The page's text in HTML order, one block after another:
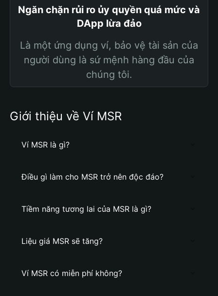
Ngăn chặn rủi ro ủy quyền quá mức và
DApp lừa đảo
Là một ứng dụng ví, bảo vệ tài sản của
người dùng là sứ mệnh hàng đầu của
chúng tôi.
Giới thiệu về Ví MSR
Ví MSR là gì?
Điều gì làm cho MSR trở nên độc đáo?
Tiềm năng tương lai của MSR là gì?
Liệu giá MSR sẽ tăng?
Ví MSR có miễn phí không?